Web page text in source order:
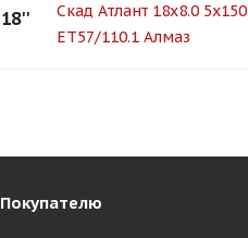
18''
Скад Атлант 18x8.0 5x150
ET57/110.1 Алмаз
Покупателю